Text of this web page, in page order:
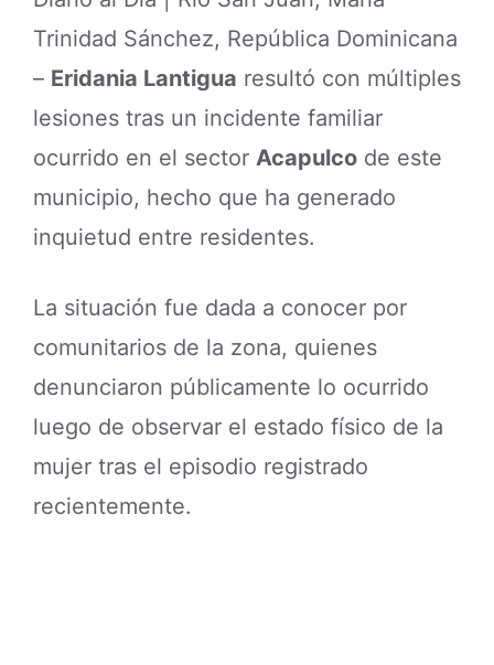
Trinidad Sánchez, República Dominicana
– Eridania Lantigua resultó con múltiples
lesiones tras un incidente familiar
ocurrido en el sector Acapulco de este
municipio, hecho que ha generado
inquietud entre residentes.
La situación fue dada a conocer por
comunitarios de la zona, quienes
denunciaron públicamente lo ocurrido
luego de observar el estado físico de la
mujer tras el episodio registrado
recientemente.